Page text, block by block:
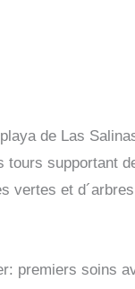
de Las
supportant
et
premiers soins